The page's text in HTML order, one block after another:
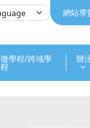
網站導
微學程/跨域學
程
辦